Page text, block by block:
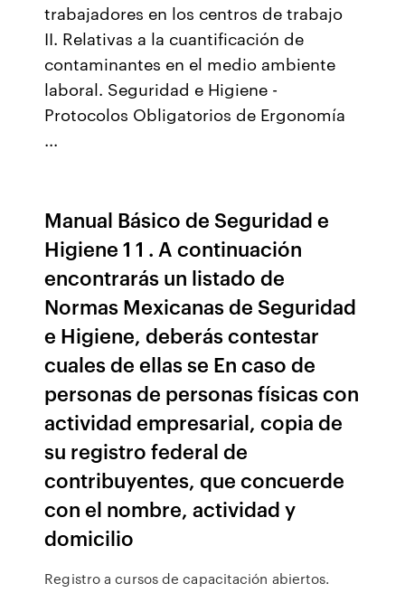
trabajadores en los centros de trabajo
II. Relativas a la cuantificación de
contaminantes en el medio ambiente
laboral. Seguridad e Higiene -
Protocolos Obligatorios de Ergonomía
...
Manual Básico de Seguridad e
Higiene 1 1 . A continuación
encontrarás un listado de
Normas Mexicanas de Seguridad
e Higiene, deberás contestar
cuales de ellas se En caso de
personas de personas físicas con
actividad empresarial, copia de
su registro federal de
contribuyentes, que concuerde
con el nombre, actividad y
domicilio
Registro a cursos de capacitación abiertos.